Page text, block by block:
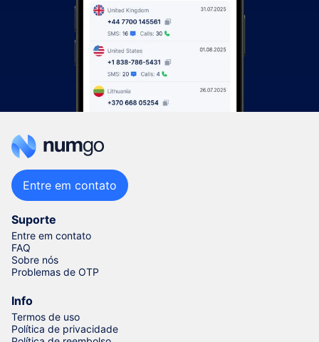
Suporte
Entre em contato
FAQ
Sobre nós
Problemas de OTP
Info
Termos de uso
Política de privacidade
Entre em contato